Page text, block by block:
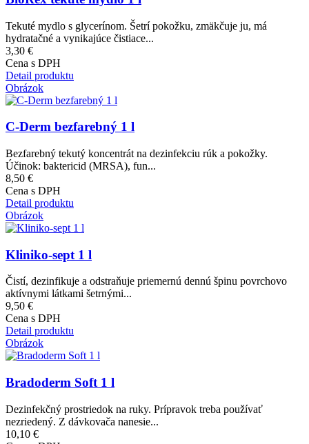
Tekuté mydlo s glycerínom. Šetrí pokožku, zmäkčuje ju, má
hydratačné a vynikajúce čistiace...
3,30 €
Cena s DPH
Detail produktu
Obrázok
C-Derm bezfarebný 1 l
Bezfarebný tekutý koncentrát na dezinfekciu rúk a pokožky.
Účinok: baktericid (MRSA), fun...
8,50 €
Cena s DPH
Detail produktu
Obrázok
Kliniko-sept 1 l
Čistí, dezinfikuje a odstraňuje priemernú dennú špinu povrchovo
aktívnymi látkami šetrnými...
9,50 €
Cena s DPH
Detail produktu
Obrázok
Bradoderm Soft 1 l
Dezinfekčný prostriedok na ruky. Prípravok treba používať
nezriedený. Z dávkovača nanesie...
10,10 €